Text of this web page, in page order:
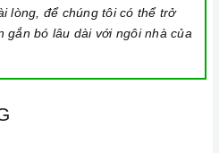
lòng, để chúng tôi có thể trở
gắn bó lâu dài với ngôi nhà của